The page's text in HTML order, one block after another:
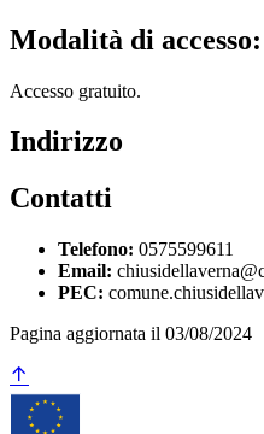
Modalità di accesso:
Accesso gratuito.
Indirizzo
Contatti
Telefono: 0575599611
Email:
PEC:
Pagina aggiornata il 03/08/2024